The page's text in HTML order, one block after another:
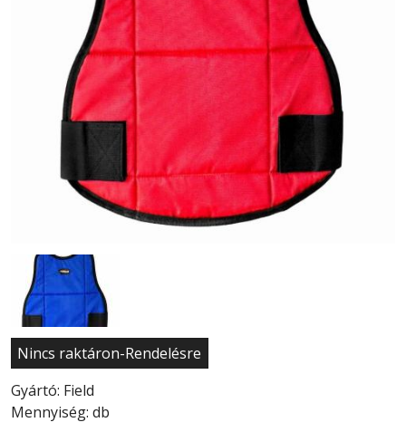
Nincs raktáron-Rendelésre
Gyártó: Field
Mennyiség: db